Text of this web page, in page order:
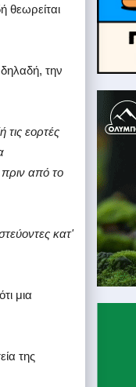
θεωρείται
την
εορτές
πριν από το
κατ'
μια
της